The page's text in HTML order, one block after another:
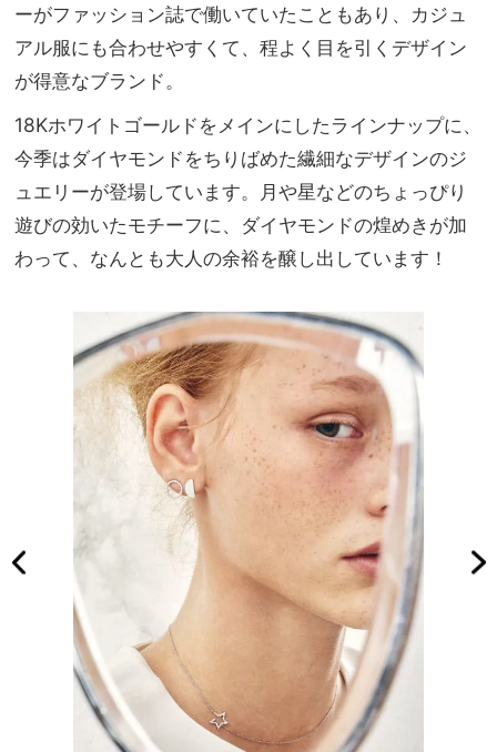
ーがファッション誌で働いていたこともあり、カジュ
アル服にも合わせやすくて、程よく目を引くデザイン
が得意なブランド。
18Kホワイトゴールドをメインにしたラインナップに、
今季はダイヤモンドをちりばめた繊細なデザインのジ
ュエリーが登場しています。月や星などのちょっぴり
遊びの効いたモチーフに、ダイヤモンドの煌めきが加
わって、なんとも大人の余裕を醸し出しています！